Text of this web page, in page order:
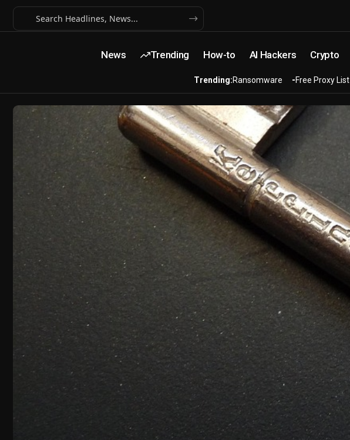
News Trending How-to AI Hackers Crypto
Trending:Ransomware Free Proxy List